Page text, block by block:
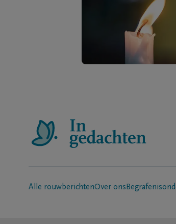
Alle rouwberichtenOver ons